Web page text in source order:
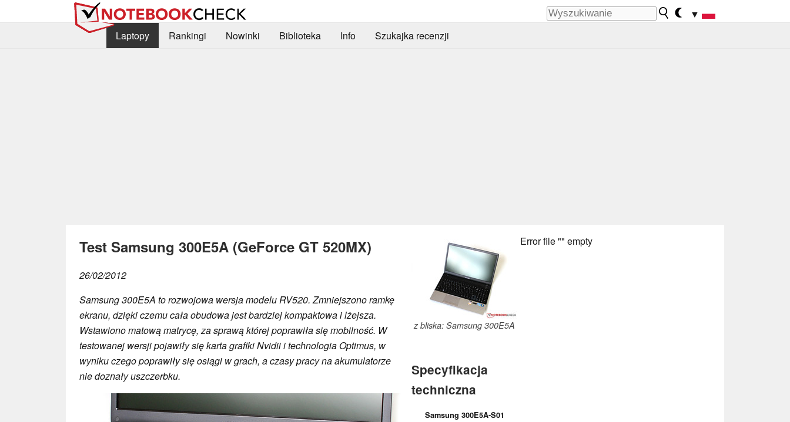
▼
Laptopy
Rankingi Nowinki Biblioteka Info Szukajka recenzji
Test Samsung 300E5A (GeForce GT 520MX)
26/02/2012
Samsung 300E5A to rozwojowa wersja modelu RV520. Zmniejszono ramkę
ekranu, dzięki czemu cała obudowa jest bardziej kompaktowa i lżejsza.
Wstawiono matową matrycę, za sprawą której poprawiła się mobilność. W
testowanej wersji pojawiły się karta grafiki Nvidii i technologia Optimus, w
wyniku czego poprawiły się osiągi w grach, a czasy pracy na akumulatorze
nie doznały uszczerbku.
z bliska: Samsung 300E5A
Specyfikacja
techniczna
Samsung 300E5A-S01
Error file "" empty